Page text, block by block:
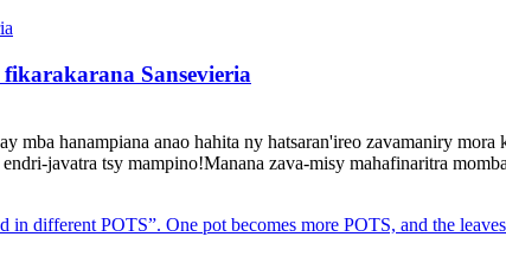
Sansevieria
mba hanampiana anao hahita ny hatsaran'ireo zavamaniry
javatra tsy mampino!Manana zava-misy mahafinaritra